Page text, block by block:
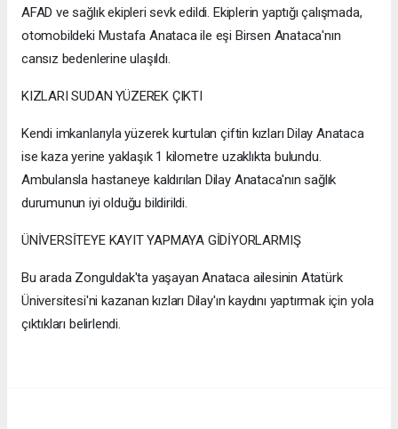
AFAD ve sağlık ekipleri sevk edildi. Ekiplerin yaptığı çalışmada,
otomobildeki Mustafa Anataca ile eşi Birsen Anataca'nın
cansız bedenlerine ulaşıldı.
KIZLARI SUDAN YÜZEREK ÇIKTI
Kendi imkanlarıyla yüzerek kurtulan çiftin kızları Dilay Anataca
ise kaza yerine yaklaşık 1 kilometre uzaklıkta bulundu.
Ambulansla hastaneye kaldırılan Dilay Anataca'nın sağlık
durumunun iyi olduğu bildirildi.
ÜNİVERSİTEYE KAYIT YAPMAYA GİDİYORLARMIŞ
Bu arada Zonguldak'ta yaşayan Anataca ailesinin Atatürk
Üniversitesi'ni kazanan kızları Dilay'ın kaydını yaptırmak için yola
çıktıkları belirlendi.